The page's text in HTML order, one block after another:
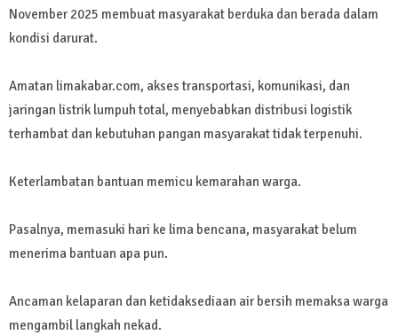
November 2025 membuat masyarakat berduka dan berada dalam
kondisi darurat.
Amatan limakabar.com, akses transportasi, komunikasi, dan
jaringan listrik lumpuh total, menyebabkan distribusi logistik
terhambat dan kebutuhan pangan masyarakat tidak terpenuhi.
Keterlambatan bantuan memicu kemarahan warga.
Pasalnya, memasuki hari ke lima bencana, masyarakat belum
menerima bantuan apa pun.
Ancaman kelaparan dan ketidaksediaan air bersih memaksa warga
mengambil langkah nekad.